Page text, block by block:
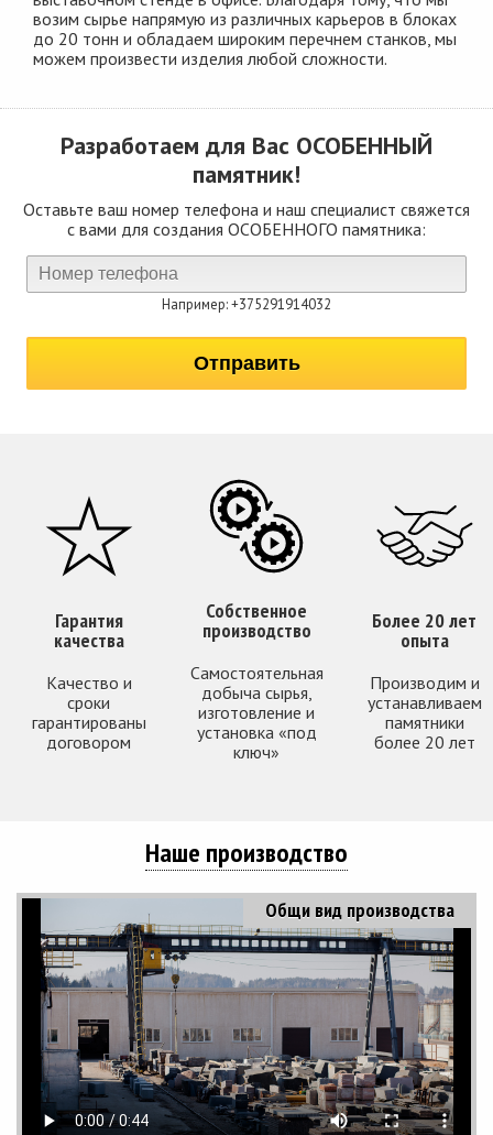
возим сырье напрямую из различных карьеров в блоках
до 20 тонн и обладаем широким перечнем станков, мы
можем произвести изделия любой сложности.
Разработаем для Вас ОСОБЕННЫЙ
памятник!
Оставьте ваш номер телефона и наш специалист свяжется
с вами для создания ОСОБЕННОГО памятника:
Например: +375291914032
Гарантия
качества
Качество и
сроки
гарантированы
договором
Собственное
производство
Самостоятельная
добыча сырья,
изготовление и
установка «под
ключ»
Более 20 лет
опыта
Производим и
устанавливаем
памятники
более 20 лет
Наше производство
Общи вид производства